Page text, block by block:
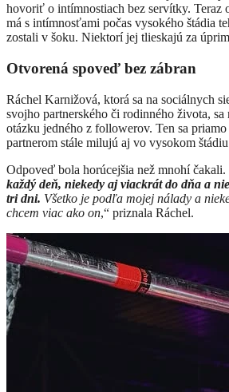
hovoriť o intímnostiach bez servítky. Teraz
má s intímnosťami počas vysokého štádia
zostali v šoku. Niektorí jej tlieskajú za
Otvorená spoveď bez zábran
Ráchel Karnižová, ktorá sa na sociálnych
svojho partnerského či rodinného života,
otázku jedného z followerov. Ten sa
partnerom stále milujú aj vo vysokom
Odpoveď bola horúcejšia než mnohí čakali.
každý deň, niekedy aj viackrát do dňa a
tri dni. Všetko je podľa mojej nálady a
chcem viac ako on,“ priznala Ráchel.